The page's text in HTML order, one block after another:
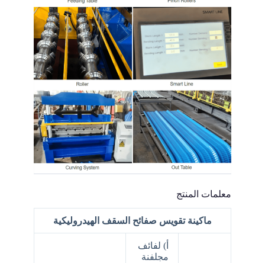
معلمات المنتج
ماكينة تقويس صفائح السقف الهيدروليكية
أ) لفائف
مجلفنة